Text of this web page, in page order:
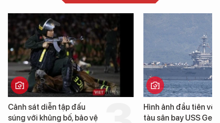
Cảnh sát diễn tập đấu
súng với khủng bố, bảo vệ
Hình ảnh đầu tiên về
tàu sân bay USS